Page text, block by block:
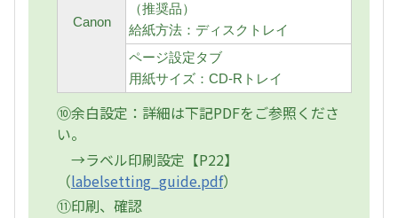
Canon
（推奨品）
給紙方法：ディスクトレイ
ページ設定タブ
用紙サイズ：CD-Rトレイ
⑩余白設定：詳細は下記PDFをご参照くださ
い。
→ラベル印刷設定【P22】
（labelsetting_guide.pdf）
⑪印刷、確認